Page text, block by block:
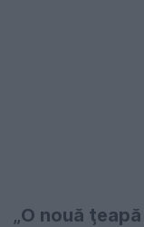
„O nouă